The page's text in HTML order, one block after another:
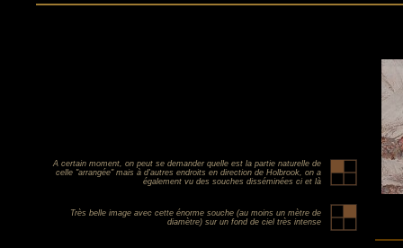
A certain moment, on peut se demander quelle est la partie naturelle de
celle "arrangée" mais à d'autres endroits en direction de Holbrook, on a
également vu des souches disséminées ci et là
Très belle image avec cette énorme souche (au moins un mètre de
diamètre) sur un fond de ciel très intense